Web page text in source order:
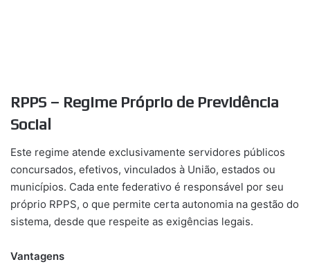
RPPS – Regime Próprio de Previdência
Social
Este regime atende exclusivamente servidores públicos
concursados, efetivos, vinculados à União, estados ou
municípios. Cada ente federativo é responsável por seu
próprio RPPS, o que permite certa autonomia na gestão do
sistema, desde que respeite as exigências legais.
Vantagens